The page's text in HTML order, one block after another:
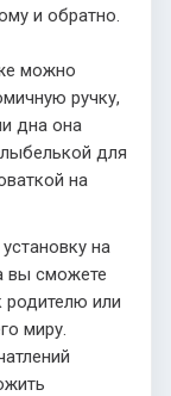
и обратно.
можно
ручку,
дна она
для
на
на
вы сможете
родителю или
миру.